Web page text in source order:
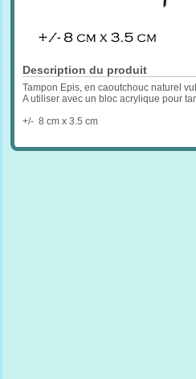
Description du produit
Tampon Epis, en caoutchouc naturel
A utiliser avec un bloc acrylique pour
+/- 8 cm x 3.5 cm